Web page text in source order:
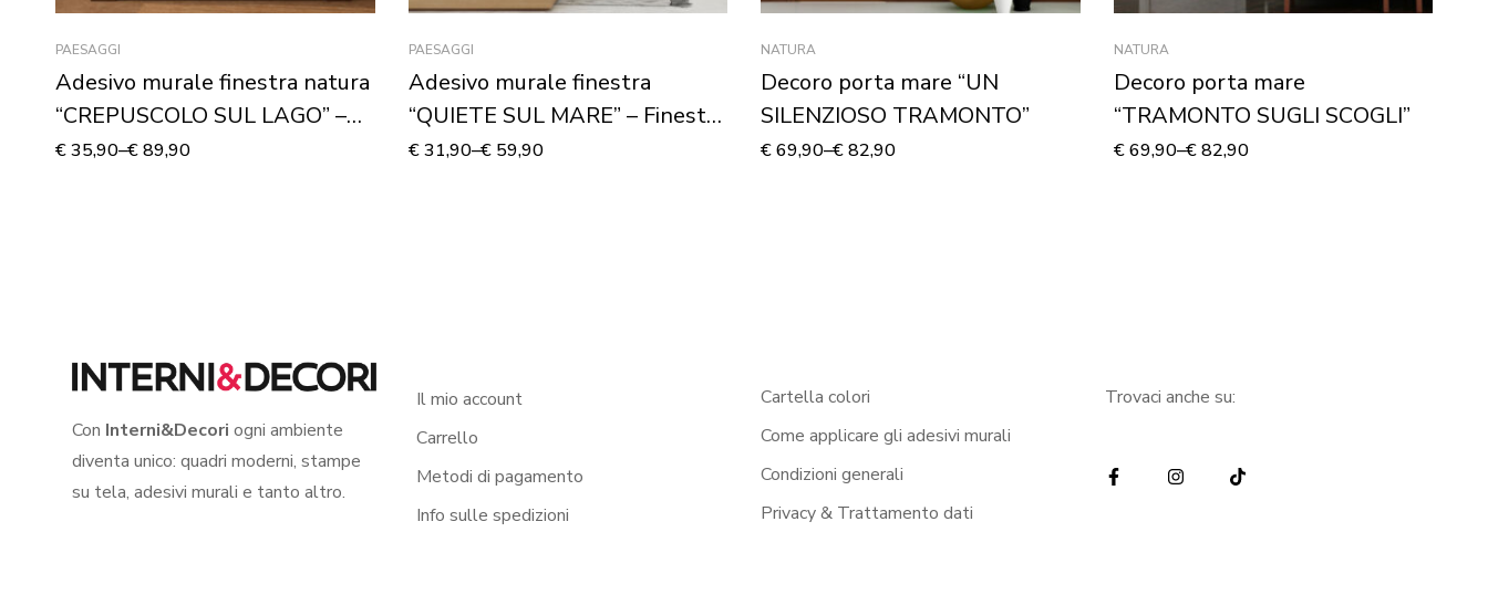
PAESAGGI
Adesivo murale finestra natura
“CREPUSCOLO SUL LAGO” –
Finestra illusione
€35,90–€89,90
PAESAGGI
Adesivo murale finestra
“QUIETE SUL MARE” – Finestra
illusione
€31,90–€59,90
NATURA
Decoro porta mare “UN
SILENZIOSO TRAMONTO”
€69,90–€82,90
NATURA
Decoro porta mare
“TRAMONTO SUGLI SCOGLI”
€69,90–€82,90
Con Interni&Decori ogni ambiente
diventa unico: quadri moderni, stampe
su tela, adesivi murali e tanto altro.
Il mio account
Carrello
Metodi di pagamento
Info sulle spedizioni
Cartella colori
Come applicare gli adesivi murali
Condizioni generali
Privacy & Trattamento dati
Trovaci anche su: